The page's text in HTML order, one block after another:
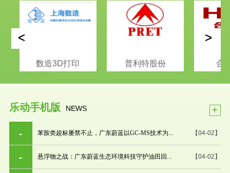
数造3D打印 普利特股份 合
< >
乐动手机版 NEWS +
【04-02】
苯胺类超标屡禁不止，广东蔚蓝以GC-MS技术为...
【04-02】
悬浮物之战：广东蔚蓝生态环境科技守护油田回...